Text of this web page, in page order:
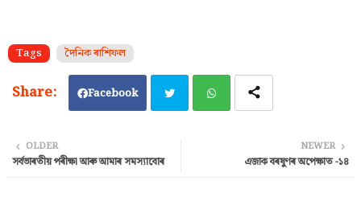
Tags দৈনিক ৰাশিফল
Facebook
tter
NEWER
এজাক বৰষুণৰ অপেক্ষাত -১৪
OLDER
সৰ্বভাৰতীয় পৰীক্ষা আৰু আমাৰ সমস্যাবোৰ